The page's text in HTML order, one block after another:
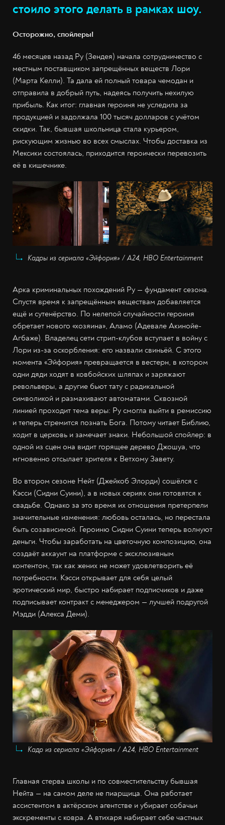
стоило этого делать в рамках шоу.
Осторожно, спойлеры!
46 месяцев назад Ру (Зендея) начала сотрудничество с
местным поставщиком запрещённых веществ Лори
(Марта Келли). Та дала ей полный товара чемодан и
отправила в добрый путь, надеясь получить нехилую
прибыль. Как итог: главная героиня не уследила за
продукцией и задолжала 100 тысяч долларов с учётом
скидки. Так, бывшая школьница стала курьером,
рискующим жизнью во всех смыслах. Чтобы доставка из
Мексики состоялась, приходится героически перевозить
её в кишечнике.
Кадры из сериала «Эйфория» / А24, HBO Entertainment
Арка криминальных похождений Ру — фундамент сезона.
Спустя время к запрещённым веществам добавляется
ещё и сутенёрство. По нелепой случайности героиня
обретает нового «хозяина», Аламо (Адевале Акинойе-
Агбаже). Владелец сети стрип-клубов вступает в войну с
Лори из-за оскорбления: его назвали свиньёй. С этого
момента «Эйфория» превращается в вестерн, в котором
одни дяди ходят в ковбойских шляпах и заряжают
револьверы, а другие бьют тату с радикальной
символикой и размахивают автоматами. Сквозной
линией проходит тема веры: Ру смогла выйти в ремиссию
и теперь стремится познать Бога. Потому читает Библию,
ходит в церковь и замечает знаки. Небольшой спойлер: в
одной из сцен она видит горящее дерево Джошуа, что
мгновенно отсылает зрителя к Ветхому Завету.
Во втором сезоне Нейт (Джейкоб Элорди) сошёлся с
Кэсси (Сидни Суини), а в новых сериях они готовятся к
свадьбе. Однако за это время их отношения претерпели
значительные изменения: любовь осталась, но перестала
быть созависимой. Героиню Сидни Суини теперь волнуют
деньги. Чтобы заработать на цветочную композицию, она
создаёт аккаунт на платформе с эксклюзивным
контентом, так как жених не может удовлетворить её
потребности. Кэсси открывает для себя целый
эротический мир, быстро набирает подписчиков и даже
подписывает контракт с менеджером — лучшей подругой
Мэдди (Алекса Деми).
Кадр из сериала «Эйфория» / А24, HBO Entertainment
Главная стерва школы и по совместительству бывшая
Нейта — на самом деле не пиарщица. Она работает
ассистентом в актёрском агентстве и убирает собачьи
экскременты с ковра. А втихаря набирает себе частных